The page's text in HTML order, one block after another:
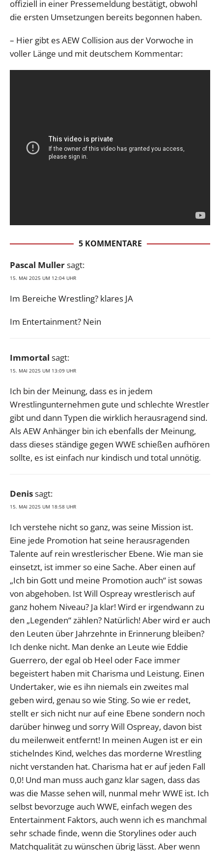
offiziell in einer Pressemeldung bestätigt, obwohl
die ersten Umsetzungen bereits begonnen haben.
– Hier gibt es AEW Collision aus der Vorwoche in
voller Länge und mit deutschem Kommentar:
5 KOMMENTARE
Pascal Mullersagt:
15. MAI 2025 UM 12:04 UHR
Im Bereiche Wrestling? klares JA
Im Entertainment? Nein
Immortal sagt:
15. MAI 2025 UM 13:09 UHR
Ich bin der Meinung, dass es in jedem
Wrestlingunternehmen gute und schlechte Wrestler
gibt und dann Typen die wirklich herausragend sind.
Als AEW Anhänger bin ich ebenfalls der Meinung,
dass dieses ständige gegen WWE schießen aufhören
sollte, es ist einfach nur kindisch und total unnötig.
Denissagt:
15. MAI 2025 UM 18:58 UHR
Ich verstehe nicht so ganz, was seine Mission ist.
Eine jede Promotion hat seine herausragenden
Talente auf rein wrestlerischer Ebene. Wie man sie
einsetzt, ist immer so eine Sache. Aber einen auf
„Ich bin Gott und meine Promotion auch“ ist sowas
von abgehoben. Ist Will Ospreay wrestlerisch auf
ganz hohem Niveau? Ja klar! Wird er irgendwann zu
den „Legenden“ zählen? Natürlich! Aber wird er auch
den Leuten über Jahrzehnte in Erinnerung bleiben?
Ich denke nicht. Man denke an Leute wie Eddie
Guerrero, der egal ob Heel oder Face immer
begeistert haben mit Charisma und Leistung. Einen
Undertaker, wie es ihn niemals ein zweites mal
geben wird, genau so wie Sting. So wie er redet,
stellt er sich nicht nur auf eine Ebene sondern noch
darüber hinweg und sorry Will Ospreay, davon bist
du meilenweit entfernt! In meinen Augen ist er ein
stichelndes Kind, welches das morderne Wrestling
nicht verstanden hat. Charisma hat er auf jeden Fall
0,0! Und man muss auch ganz klar sagen, dass das
was die Masse sehen will, nunmal mehr WWE ist. Ich
selbst bevorzuge auch WWE, einfach wegen des
Entertainment Faktors, auch wenn ich es manchmal
sehr schade finde, wenn die Storylines oder auch
Matchqualität zu wünschen übrig lässt. Aber wenn